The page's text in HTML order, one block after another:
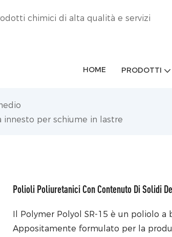
chimici di alta qualità e servizi
HOME PRODOTTI
per schiume in lastre
Polioli Poliuretanici Con Contenuto Di Solidi
Il Polymer Polyol SR-15 è un poliolo
Appositamente formulato per la